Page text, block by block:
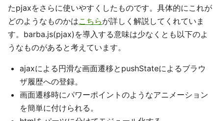
たpjaxをさらに使いやすくしたものです。具体的にこれが
どのようなものかはこちらが詳しく解説してくれていま
す。barba.js(pjax)を導入する意味は少なくとも以下のよ
うなものがあると考えています。
ajaxによる円滑な画面遷移とpushStateによるブラウ
ザ履歴への登録。
画面遷移時にパワーポイントのようなアニメーション
を簡単に付けられる。